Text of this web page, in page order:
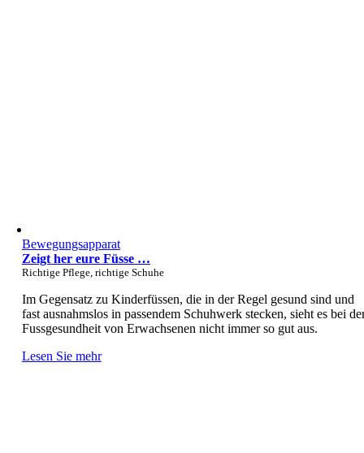
Bewegungsapparat
Zeigt her eure Füsse …
Richtige Pflege, richtige Schuhe
Im Gegensatz zu Kinderfüssen, die in der Regel gesund sind und
fast ausnahmslos in passendem Schuhwerk stecken, sieht es bei
Fussgesundheit von Erwachsenen nicht immer so gut aus.
Lesen Sie mehr